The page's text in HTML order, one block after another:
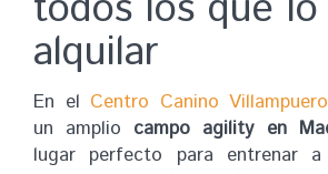
alquilar
En el Centro Canino Villampuero
un amplio campo agility en
lugar perfecto para entrenar